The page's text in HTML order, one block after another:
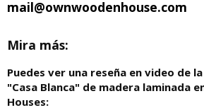
mail@ownwoodenhouse.com
Mira más:
Puedes ver una reseña en video de
"Casa Blanca" de madera laminada
Houses: